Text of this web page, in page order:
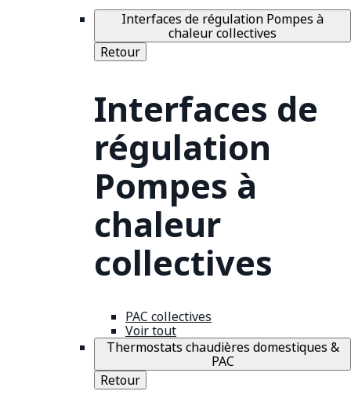
Interfaces de régulation Pompes à
chaleur collectives
Retour
Interfaces de
régulation
Pompes à
chaleur
collectives
PAC collectives
Voir tout
Thermostats chaudières domestiques &
PAC
Retour